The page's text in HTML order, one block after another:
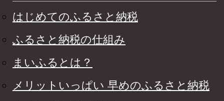
はじめてのふるさと納税
ふるさと納税の仕組み
まいふるとは？
メリットいっぱい 早めのふるさと納税